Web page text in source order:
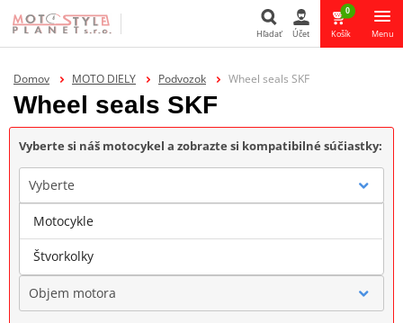
Hľadať Účet
0
Košík Menu
Domov MOTO DIELY Podvozok Wheel seals SKF
Wheel seals SKF
Vyberte si náš motocykel a zobrazte si kompatibilné súčiastky:
Vyberte
Značka
Objem motora
Motocykle
Štvorkolky